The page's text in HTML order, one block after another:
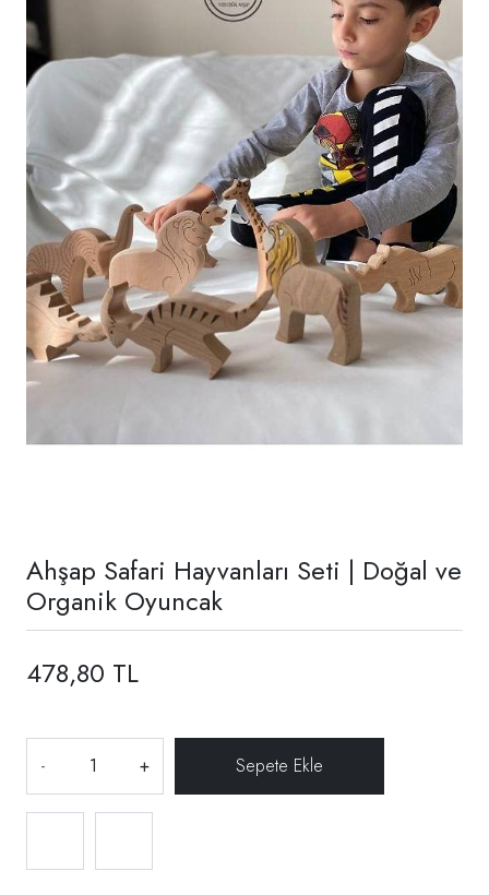
Ahşap Safari Hayvanları Seti | Doğal ve
Organik Oyuncak
478,80 TL
- +